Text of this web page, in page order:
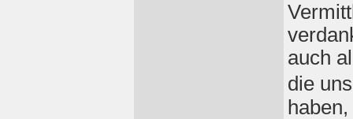
auch
die